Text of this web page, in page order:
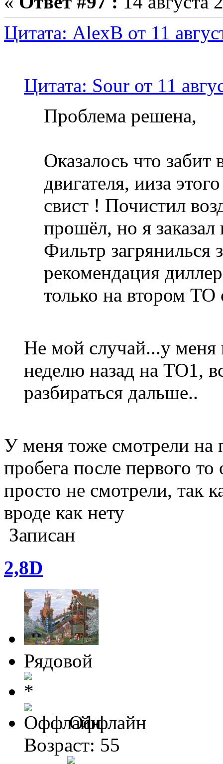
Цитата: AlexB от 11
Цитата: Sour от 11
Проблема решена,
Оказалось что
двигателя, ииза
свист ! Почистил
прошёл, но я
Фильтр загрянилься
рекомендация
только на втором ТО
Не мой случай...у
неделю назад на ТО1,
разбираться дальше..
У меня тоже смотрели на
пробега после первого
просто не смотрели, так
вроде как нету
Записан
2,8D
Рядовой
Оффлайн
Возраст: 55